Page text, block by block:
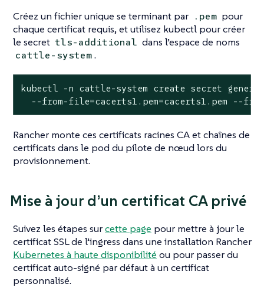
Créez un fichier unique se terminant par .pem pour
chaque certificat requis, et utilisez kubectl pour créer
le secret tls-additional dans l’espace de noms
cattle-system.
kubectl -n cattle-system create secret
--from-file=cacerts1.pem=cacerts1.pem --
Rancher monte ces certificats racines CA et chaînes de
certificats dans le pod du pilote de nœud lors du
provisionnement.
Mise à jour d’un certificat CA privé
Suivez les étapes surcette page pour mettre à jour le
certificat SSL de l’ingress dans une installation Rancher
Kubernetes à haute disponibilité ou pour passer du
certificat auto-signé par défaut à un certificat
personnalisé.